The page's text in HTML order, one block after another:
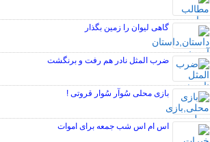
گاهی ليوان را زمين بگذار
ضرب المثل نادر هم رفت و برنگشت
بازی محلی سُوآر سُوار قروتی !
اس ام اس شب جمعه برای اموات